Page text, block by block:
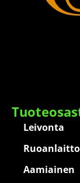
Leivonta
Ruoanlaitto
Aamiainen